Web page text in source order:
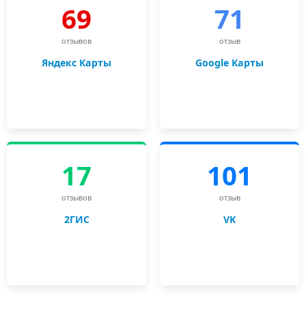
69
отзывов
Яндекс Карты
71
отзыв
Google Карты
17
отзывов
2ГИС
101
отзыв
VK